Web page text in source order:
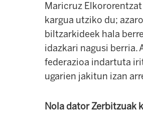
Maricruz
kargua utziko du;
biltzarkideek hala
idazkari nagusi berria.
federazioa indartuta
ugarien jakitun izan
Nola dator Zerbitzuak